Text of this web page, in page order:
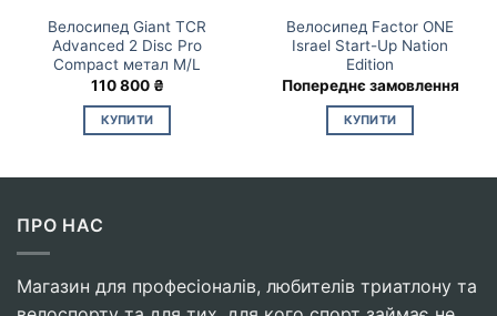
Велосипед Giant TCR
Advanced 2 Disc Pro
Compact метал M/L
110 800 ₴
КУПИТИ
Велосипед Factor ONE
Israel Start-Up Nation
Edition
Попереднє замовлення
КУПИТИ
ПРО НАС
Магазин для професіоналів, любителів триатлону та